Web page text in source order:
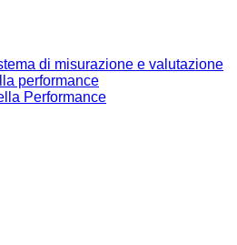
di misurazione e valutazione
performance
Performance